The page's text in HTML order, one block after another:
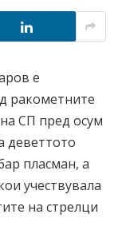
е
ракометните
СП пред осум
деветтото
пласман, а
учествувала
на стрелци